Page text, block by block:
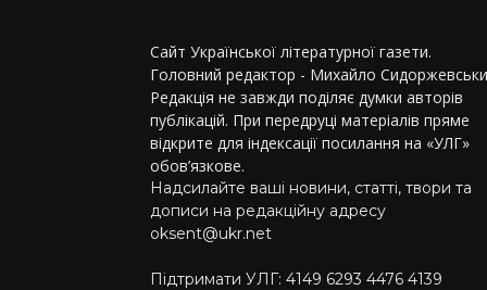
Сайт Української літературної газети.
Головний редактор - Михайло
Редакція не завжди поділяє думки авторів
публікацій. При передруці матеріалів пряме
відкрите для індексації посилання на «УЛГ»
обов’язкове.
Надсилайте ваші новини, статті, твори та
дописи на редакційну адресу
oksent@ukr.net
Підтримати УЛГ: 4149 6293 4476 4139